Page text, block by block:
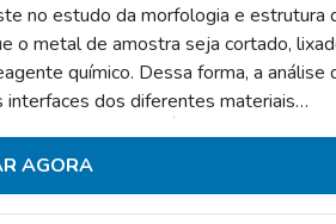
no estudo da morfologia e estrutura
o metal de amostra seja cortado,
químico. Dessa forma, a análise
dos diferentes materiais
de processos, podendo ser
AGORA